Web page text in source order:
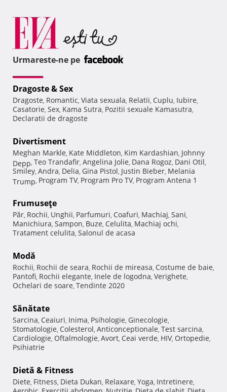
Urmareste-ne pe
Dragoste & Sex
Dragoste, Romantic, Viata sexuala, Relatii, Cuplu, Iubire,
Casatorie, Sex, Kama Sutra, Pozitii sexuale Kamasutra,
Declaratii de dragoste
Divertisment
Meghan Markle, Kate Middleton, Kim Kardashian, Johnny
Depp, Teo Trandafir, Angelina Jolie, Dana Rogoz, Dani Otil,
Smiley, Andra, Delia, Gina Pistol, Justin Bieber, Melania
Trump, Program TV, Program Pro TV, Program Antena 1
Frumuseţe
Păr, Rochii, Unghii, Parfumuri, Coafuri, Machiaj, Sani,
Manichiura, Sampon, Buze, Celulita, Machiaj ochi,
Tratament celulita, Salonul de acasa
Modă
Rochii, Rochii de seara, Rochii de mireasa, Costume de baie,
Pantofi, Rochii elegante, Inele de logodna, Verighete,
Ochelari de soare, Tendinte 2020
Sănătate
Sarcina, Ceaiuri, Inima, Psihologie, Ginecologie,
Stomatologie, Colesterol, Anticonceptionale, Test sarcina,
Cardiologie, Oftalmologie, Avort, Ceai verde, HIV, Ortopedie,
Psihiatrie
Dietă & Fitness
Diete, Fitness, Dieta Dukan, Relaxare, Yoga, Intretinere,